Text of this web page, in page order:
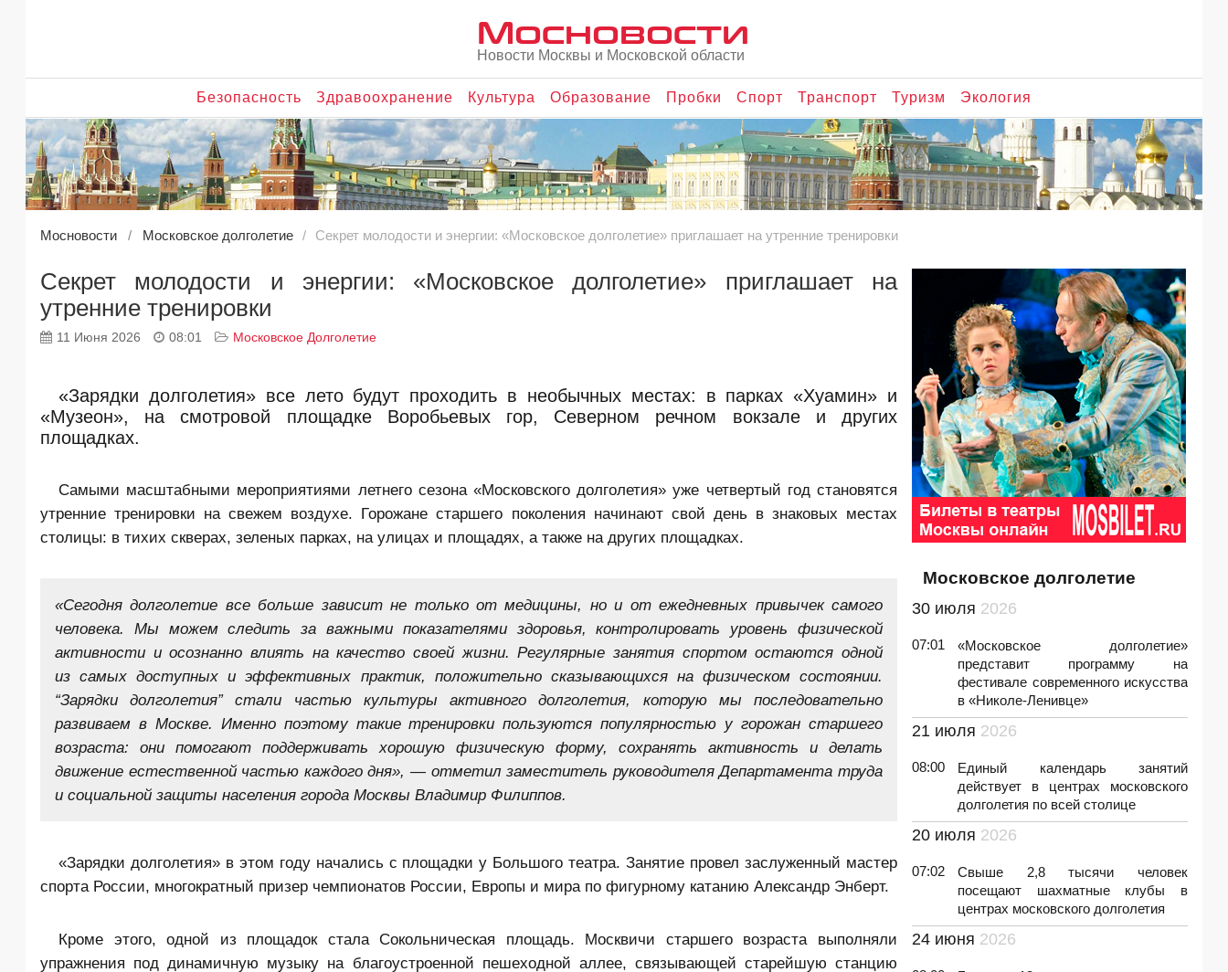
Мосновости
Новости Москвы и Московской области
Безопасность Здравоохранение Культура Образование Пробки Спорт Транспорт Туризм Экология
Мосновости Московское долголетие Секрет молодости и энергии: «Московское долголетие» приглашает на утренние тренировки
Секрет молодости и энергии: «Московское долголетие» приглашает на
утренние тренировки
11 Июня 2026 08:01 Московское Долголетие
«Зарядки долголетия» все лето будут проходить в необычных местах: в парках «Хуамин» и
«Музеон», на смотровой площадке Воробьевых гор, Северном речном вокзале и других
площадках.
Самыми масштабными мероприятиями летнего сезона «Московского долголетия» уже четвертый год становятся
утренние тренировки на свежем воздухе. Горожане старшего поколения начинают свой день в знаковых местах
столицы: в тихих скверах, зеленых парках, на улицах и площадях, а также на других площадках.
«Сегодня долголетие все больше зависит не только от медицины, но и от ежедневных привычек самого
человека. Мы можем следить за важными показателями здоровья, контролировать уровень физической
активности и осознанно влиять на качество своей жизни. Регулярные занятия спортом остаются одной
из самых доступных и эффективных практик, положительно сказывающихся на физическом состоянии.
“Зарядки долголетия” стали частью культуры активного долголетия, которую мы последовательно
развиваем в Москве. Именно поэтому такие тренировки пользуются популярностью у горожан старшего
возраста: они помогают поддерживать хорошую физическую форму, сохранять активность и делать
движение естественной частью каждого дня», — отметил заместитель руководителя Департамента труда
и социальной защиты населения города Москвы Владимир Филиппов.
«Зарядки долголетия» в этом году начались с площадки у Большого театра. Занятие провел заслуженный мастер
спорта России, многократный призер чемпионатов России, Европы и мира по фигурному катанию Александр Энберт.
Кроме этого, одной из площадок стала Сокольническая площадь. Москвичи старшего возраста выполняли
упражнения под динамичную музыку на благоустроенной пешеходной аллее, связывающей старейшую станцию
Московское долголетие
30 июля 2026
07:01
«Московское долголетие»
представит программу на
фестивале современного искусства
в «Николе-Ленивце»
21 июля 2026
08:00
Единый календарь занятий
действует в центрах московского
долголетия по всей столице
20 июля 2026
07:02
Свыше 2,8 тысячи человек
посещают шахматные клубы в
центрах московского долголетия
24 июня 2026